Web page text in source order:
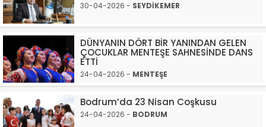
30-04-2026 - SEYDİKEMER
DÜNYANIN DÖRT BİR YANINDAN GELEN
ÇOCUKLAR MENTEŞE SAHNESİNDE DANS
ETTİ
24-04-2026 - MENTEŞE
Bodrum’da 23 Nisan Coşkusu
24-04-2026 - BODRUM